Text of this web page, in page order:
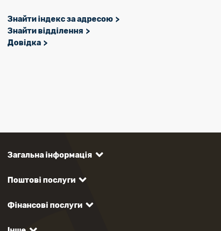
Знайти індекс за адресою
Знайти відділення
Довідка
Загальна інформація
Поштові послуги
Фінансові послуги